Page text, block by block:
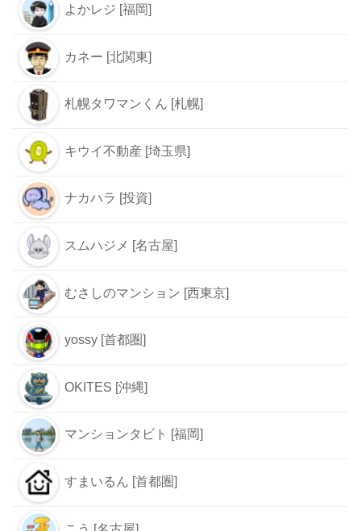
よかレジ [福岡]
カネー [北関東]
札幌タワマンくん [札幌]
キウイ不動産 [埼玉県]
ナカハラ [投資]
スムハジメ [名古屋]
むさしのマンション [西東京]
yossy [首都圏]
OKITES [沖縄]
マンションタビト [福岡]
すまいるん [首都圏]